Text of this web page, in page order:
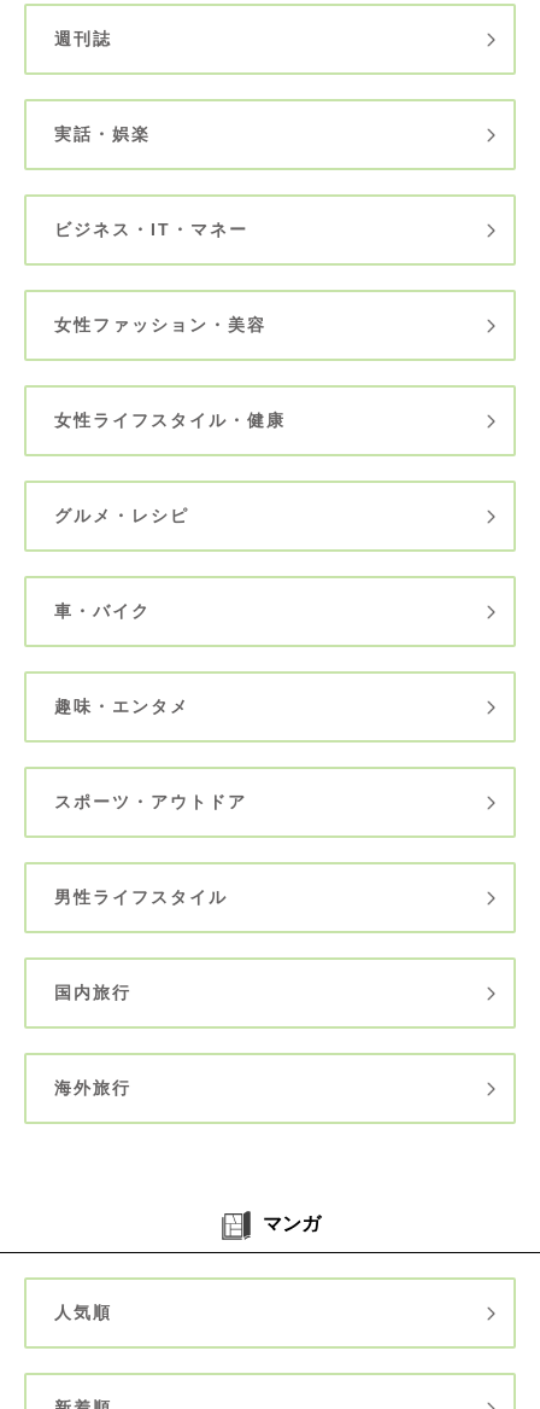
週刊誌
実話・娯楽
ビジネス・IT・マネー
女性ファッション・美容
女性ライフスタイル・健康
グルメ・レシピ
車・バイク
趣味・エンタメ
スポーツ・アウトドア
男性ライフスタイル
国内旅行
海外旅行
マンガ
人気順